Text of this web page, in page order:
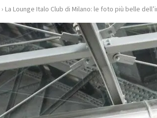
› La Lounge Italo Club di Milano: le foto più belle